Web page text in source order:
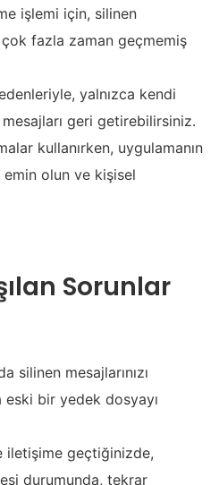
işlemi için, silinen
çok fazla zaman geçmemiş
yalnızca kendi
mesajları geri getirebilirsiniz.
kullanırken, uygulamanın
olun ve kişisel
Sorunlar
silinen mesajlarınızı
eski bir yedek dosyayı
iletişime geçtiğinizde,
durumunda, tekrar